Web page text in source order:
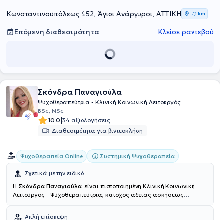
Κωνσταντινουπόλεως 452, Άγιοι Ανάργυροι, ΑΤΤΙΚΗ 7,1 km
Επόμενη διαθεσιμότητα Κλείσε ραντεβού
Σκόνδρα Παναγιούλα
Ψυχοθεραπεύτρια - Κλινική Κοινωνική Λειτουργός
BSc, MSc
10.0|34 αξιολογήσεις
Διαθεσιμότητα για βιντεοκλήση
Ψυχοθεραπεία Online Συστημική Ψυχοθεραπεία
Σχετικά με την ειδικό
Η Σκόνδρα Παναγιούλα είναι πιστοποιημένη Κλινική Κοινωνική
Λειτουργός - Ψυχοθεραπεύτρια, κάτοχος άδειας ασκήσεως
Πατρών. Εξειδικεύτηκε και ολοκλήρωσε την 4ετή εκπαίδευση της
Απλή επίσκεψη